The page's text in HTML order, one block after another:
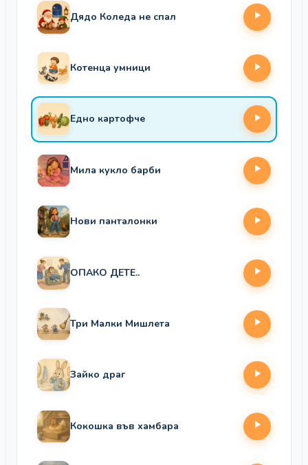
Дядо Коледа не спал
Котенца умници
Едно картофче
Мила кукло барби
Нови панталонки
ОПАКО ДЕТЕ..
Три Малки Мишлета
Зайко драг
Кокошка във хамбара